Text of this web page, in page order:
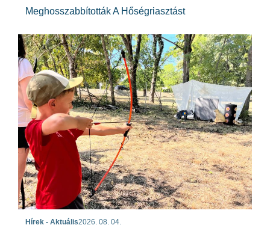
Meghosszabbították A Hőségriasztást
Hírek - Aktuális2026. 08. 04.